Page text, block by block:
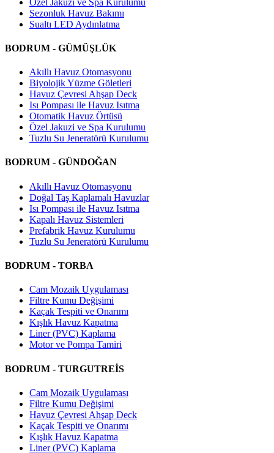
Sezonluk Havuz Bakımı
Sualtı LED Aydınlatma
BODRUM - GÜMÜŞLÜK
Akıllı Havuz Otomasyonu
Biyolojik Yüzme Göletleri
Havuz Çevresi Ahşap Deck
Isı Pompası ile Havuz Isıtma
Otomatik Havuz Örtüsü
Özel Jakuzi ve Spa Kurulumu
Tuzlu Su Jeneratörü Kurulumu
BODRUM - GÜNDOĞAN
Akıllı Havuz Otomasyonu
Doğal Taş Kaplamalı Havuzlar
Isı Pompası ile Havuz Isıtma
Kapalı Havuz Sistemleri
Prefabrik Havuz Kurulumu
Tuzlu Su Jeneratörü Kurulumu
BODRUM - TORBA
Cam Mozaik Uygulaması
Filtre Kumu Değişimi
Kaçak Tespiti ve Onarımı
Kışlık Havuz Kapatma
Liner (PVC) Kaplama
Motor ve Pompa Tamiri
BODRUM - TURGUTREİS
Cam Mozaik Uygulaması
Filtre Kumu Değişimi
Havuz Çevresi Ahşap Deck
Kaçak Tespiti ve Onarımı
Kışlık Havuz Kapatma
Liner (PVC) Kaplama